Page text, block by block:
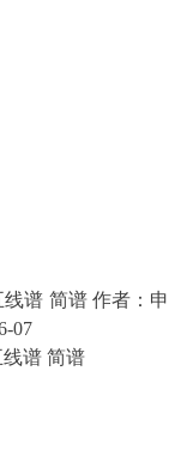
谱 简谱 作者：申
07
谱 简谱